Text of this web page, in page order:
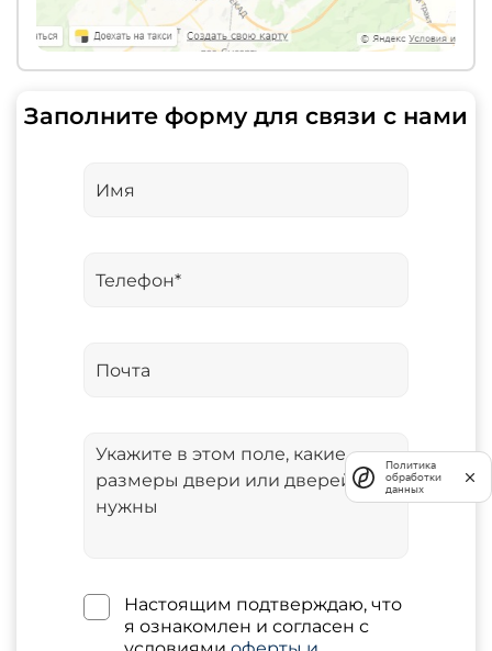
Заполните форму для связи с нами
Настоящим подтверждаю, что
я ознакомлен и согласен с
Политика
обработки
данных